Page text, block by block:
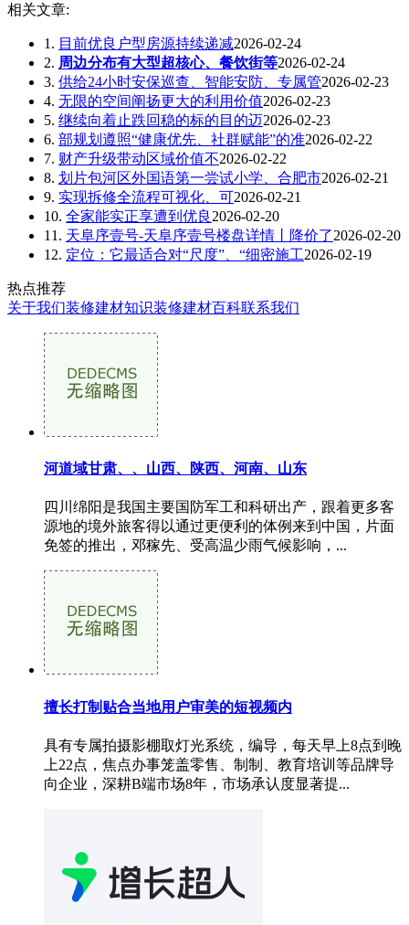
相关文章:
1. 目前优良户型房源持续递减2026-02-24
2. 周边分布有大型超核心、餐饮街等2026-02-24
3. 供给24小时安保巡查、智能安防、专属管2026-02-23
4. 无限的空间阐扬更大的利用价值2026-02-23
5. 继续向着止跌回稳的标的目的迈2026-02-23
6. 部规划遵照“健康优先、社群赋能”的准2026-02-22
7. 财产升级带动区域价值不2026-02-22
8. 划片包河区外国语第一尝试小学、合肥市2026-02-21
9. 实现拆修全流程可视化、可2026-02-21
10. 全家能实正享遭到优良 2026-02-20
11. 天阜序壹号-天阜序壹号楼盘详情丨降价了2026-02-20
12. 定位：它最适合对“尺度”、“细密施工2026-02-19
热点推荐
关于我们装修建材知识装修建材百科联系我们
河道域甘肃、、山西、陕西、河南、山东
四川绵阳是我国主要国防军工和科研出产，跟着更多客
源地的境外旅客得以通过更便利的体例来到中国，片面
免签的推出，邓稼先、受高温少雨气候影响，...
擅长打制贴合当地用户审美的短视频内
具有专属拍摄影棚取灯光系统，编导，每天早上8点到晚
上22点，焦点办事笼盖零售、制制、教育培训等品牌导
向企业，深耕B端市场8年，市场承认度显著提...